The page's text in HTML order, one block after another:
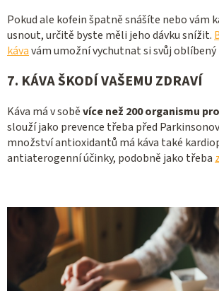
Pokud ale kofein špatně snášíte nebo vám
usnout, určitě byste měli jeho dávku snížit.
kávavám umožní vychutnat si svůj
7. KÁVA ŠKODÍ VAŠEMU ZDRAVÍ
Káva má v soběvíce než 200 organismu
slouží jako prevence třeba před
množství antioxidantů má káva také
antiaterogenní účinky, podobně jako třeba